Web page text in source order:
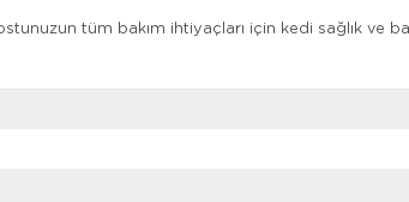
tüm bakım ihtiyaçları için kedi sağlık ve